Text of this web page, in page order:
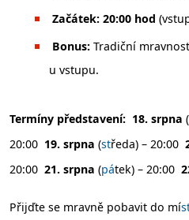
Začátek: 20:00 hod
Bonus: Tradiční
u vstupu.
Termíny představení: 18. srpna
20:00 19. srpna (středa) – 20:00
20:00 21. srpna (pátek) – 20:00
Přijďte se mravně pobavit do mí